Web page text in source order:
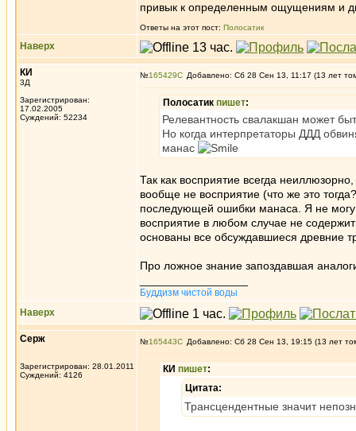
привык к определенным ощущениям и
Ответы на этот пост: Полосатик
Наверх
КИ
3Д
Зарегистрирован:
17.02.2005
Суждений: 52234
№165429 Добавлено: Сб 28 Сен 13, 11:17 (13 лет
Полосатик пишет:
Релевантность свалакшан может
Но когда интерпретаторы ДДД
манас
Так как восприятие всегда
вообще не восприятие (что же это
последующей ошибки манаса. Я не могу
восприятие в любом случае не
основаны все обсуждавшиеся древние
Про ложное знание запоздавшая
Буддизм чистой воды
Наверх
Серж
Зарегистрирован: 28.01.2011
Суждений: 4126
№165443 Добавлено: Сб 28 Сен 13, 19:15 (13 лет
КИ пишет:
Цитата:
Трансцендентные значит